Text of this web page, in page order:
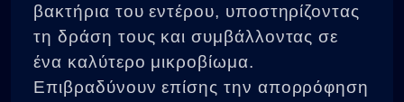
βακτήρια του εντέρου, υποστηρίζοντας
τη δράση τους και συμβάλλοντας σε
ένα καλύτερο μικροβίωμα.
Επιβραδύνουν επίσης την απορρόφηση